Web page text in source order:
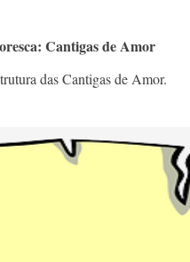
Cantigas de Amor
das Cantigas de Amor.